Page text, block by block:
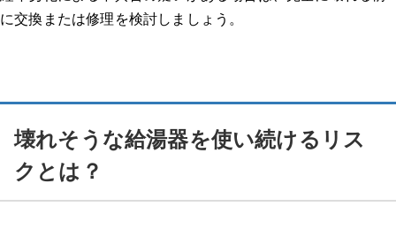
に交換または修理を検討しましょう。
壊れそうな給湯器を使い続けるリス
クとは？